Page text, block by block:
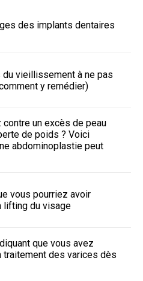
des implants dentaires
vieillissement à ne pas
y remédier)
un excès de peau
de poids ? Voici
abdominoplastie peut
vous pourriez avoir
lifting du visage
que vous avez
traitement des varices dès